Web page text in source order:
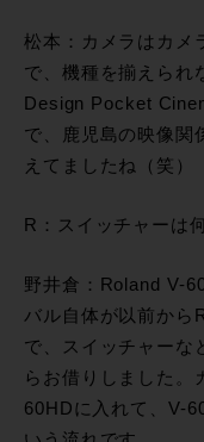
松本：カメラはカメ
で、機種を揃えられ
Design Pocket
で、鹿児島の映像関
えてましたね（笑）
R：スイッチャーは
野井倉：Roland V-
バル自体が以前から
で、スイッチャーな
らお借りしました。
60HDに入れて、V-